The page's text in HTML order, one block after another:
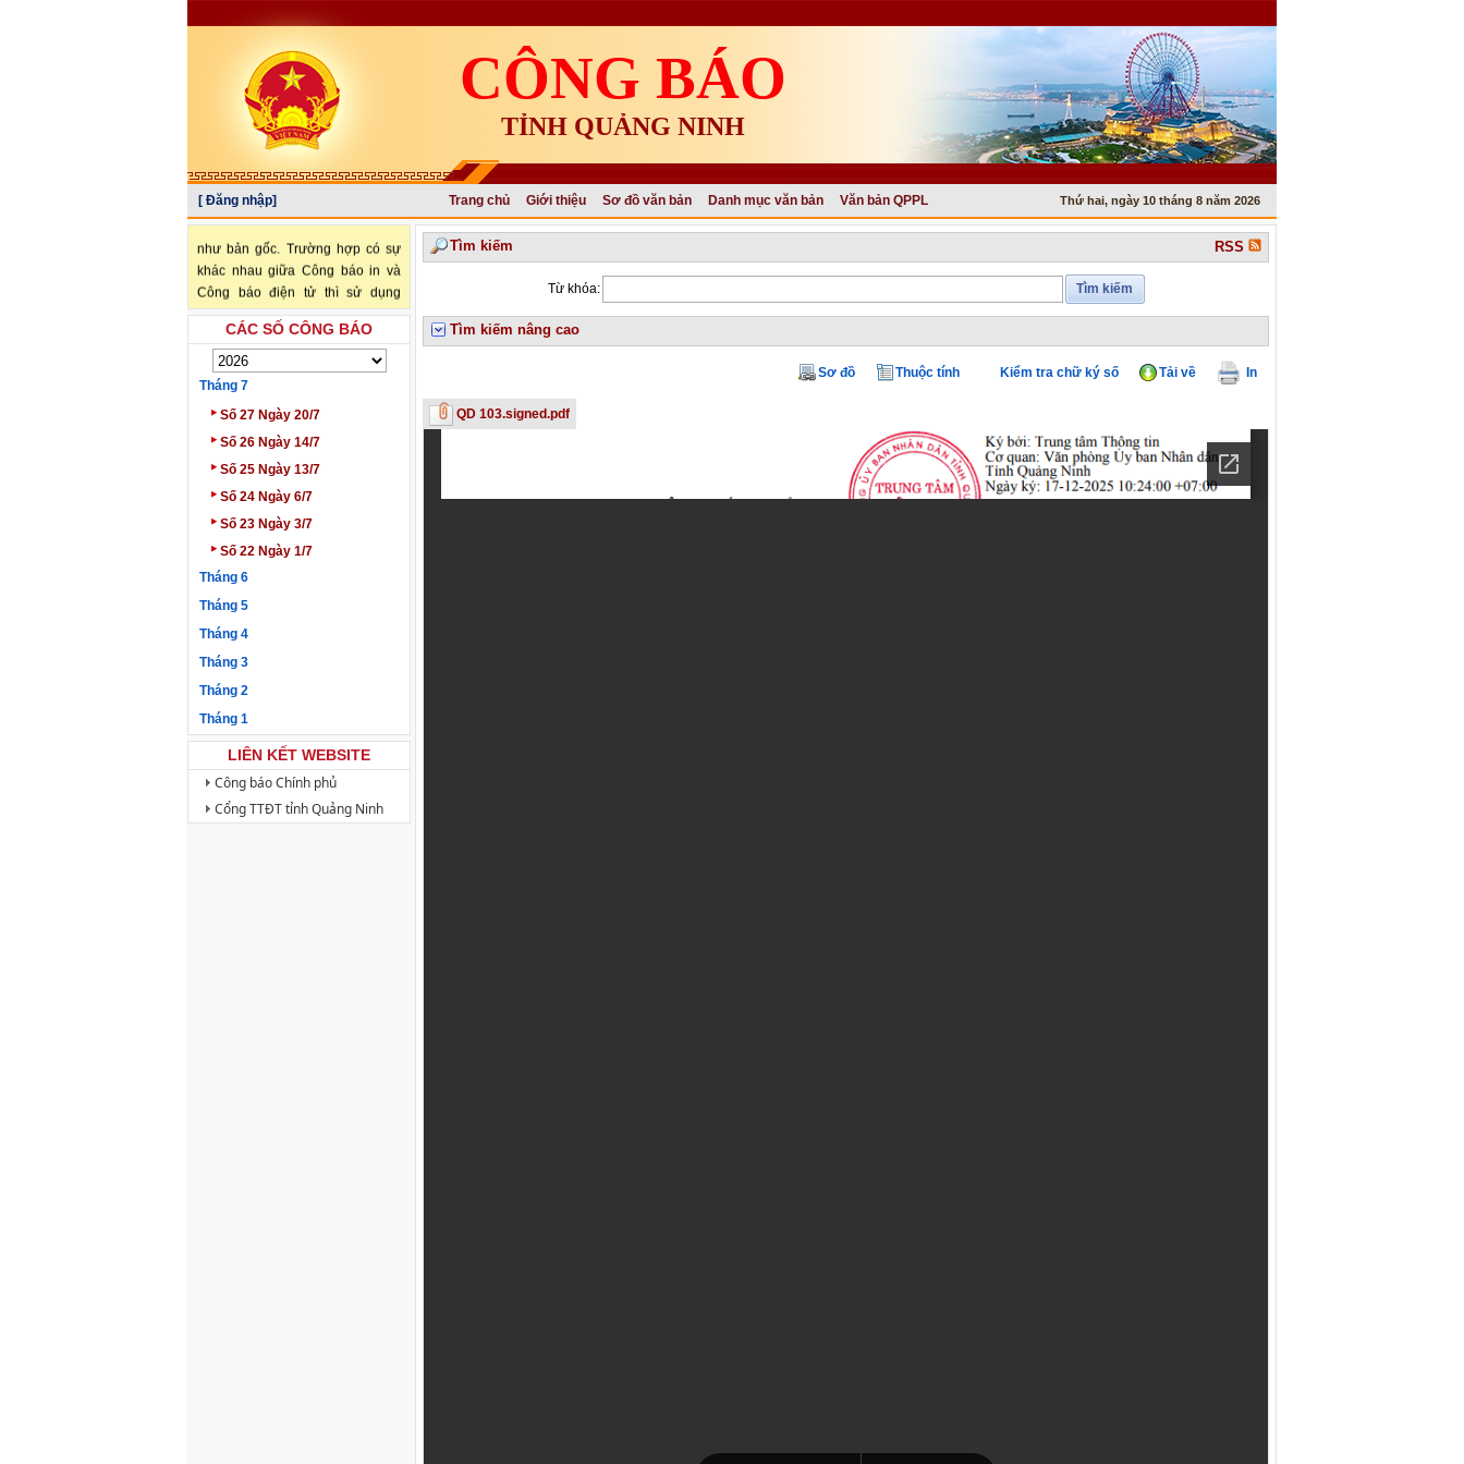
CÔNG BÁO
TỈNH QUẢNG NINH
[ Đăng nhập] Trang chủ Giới thiệu Sơ đồ văn bản Danh mục văn bản Văn bản QPPL Thứ hai, ngày 10 tháng 8 năm 2026
"Văn bản đăng trên Công báo là
văn bản chính thức và có giá trị
như bản gốc. Trường hợp có sự
khác nhau giữa Công báo in và
Công báo điện tử thì sử dụng
Công báo in làm căn cứ chính
thức." (trích Nghị định số
34/2016/NĐ-CP ngày 14/05/2016
của Chính phủ)
CÁC SỐ CÔNG BÁO
Tháng 7
‣ Số 27 Ngày 20/7
‣ Số 26 Ngày 14/7
‣ Số 25 Ngày 13/7
‣ Số 24 Ngày 6/7
‣ Số 23 Ngày 3/7
‣ Số 22 Ngày 1/7
Tháng 6
Tháng 5
Tháng 4
Tháng 3
Tháng 2
Tháng 1
LIÊN KẾT WEBSITE
Công báo Chính phủ
Cổng TTĐT tỉnh Quảng Ninh
Tìm kiếm RSS
Từ khóa: Tìm kiếm
Tìm kiếm nâng cao
Sơ đồ Thuộc tính Kiểm tra chữ ký số Tải về In
QD 103.signed.pdf